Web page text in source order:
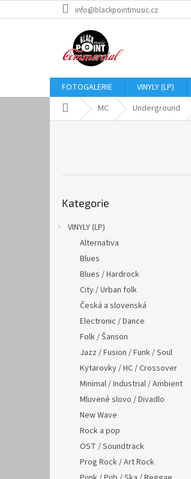
na
info@blackpointmusic.cz
FOTOGALERIE VINYLY (LP)
Domů MC Underground
kategorie
Kategorie
VINYLY (LP)
Alternativa
Blues
Blues / Hardrock
City / Urban folk
Česká a slovenská
Electronic / Dance
Folk / Šanson
Jazz / Fusion / Funk / Soul
Kytarovky / HC / Crossover
Minimal / Industrial / Ambient
Mluvené slovo / Divadlo
New Wave
Rock a pop
OST / Soundtrack
Prog Rock / Art Rock